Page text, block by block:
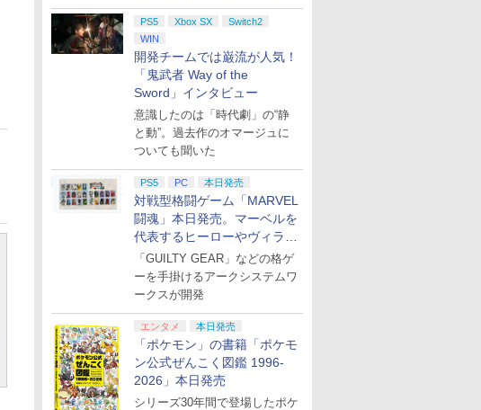
の2026年モデルがラインナ
ップ
PS5 Xbox SX
Switch2
WIN
開発チームでは巌流が人気！
「鬼武者 Way of the
Sword」インタビュー
意識したのは「時代劇」の“静
と動”。過去作のオマージュに
ついても聞いた
PS5 PC 本日発売
対戦型格闘ゲーム「MARVEL
闘魂」本日発売。マーベルを
代表するヒーローやヴィラン
たちが登場
「GUILTY GEAR」などの格ゲ
ーを手掛けるアークシステムワ
ークスが開発
エンタメ 本日発売
「ポケモン」の書籍「ポケモ
ン公式ぜんこく図鑑 1996-
2026」本日発売
シリーズ30年間で登場したポケ